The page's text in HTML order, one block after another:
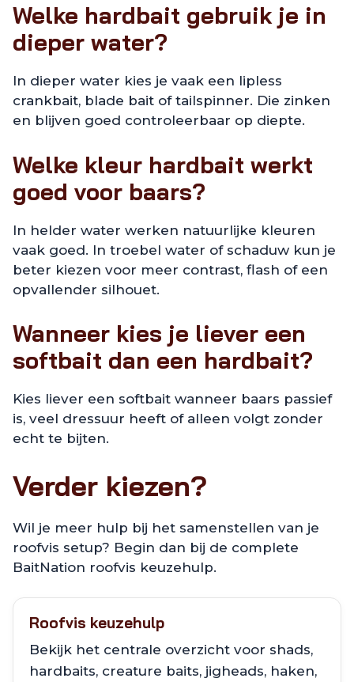
Welke hardbait gebruik je in
dieper water?
In dieper water kies je vaak een lipless
crankbait, blade bait of tailspinner. Die zinken
en blijven goed controleerbaar op diepte.
Welke kleur hardbait werkt
goed voor baars?
In helder water werken natuurlijke kleuren
vaak goed. In troebel water of schaduw kun je
beter kiezen voor meer contrast, flash of een
opvallender silhouet.
Wanneer kies je liever een
softbait dan een hardbait?
Kies liever een softbait wanneer baars passief
is, veel dressuur heeft of alleen volgt zonder
echt te bijten.
Verder kiezen?
Wil je meer hulp bij het samenstellen van je
roofvis setup? Begin dan bij de complete
BaitNation roofvis keuzehulp.
Roofvis keuzehulp
Bekijk het centrale overzicht voor shads,
hardbaits, creature baits, jigheads, haken,